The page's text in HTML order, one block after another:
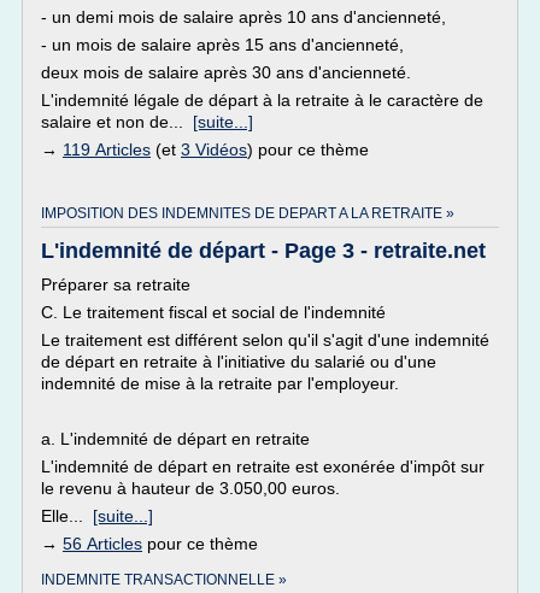
- un demi mois de salaire après 10 ans d'ancienneté,
- un mois de salaire après 15 ans d'ancienneté,
deux mois de salaire après 30 ans d'ancienneté.
L'indemnité légale de départ à la retraite à le caractère de
salaire et non de... [suite...]
→ 119 Articles (et 3 Vidéos) pour ce thème
IMPOSITION DES INDEMNITES DE DEPART A LA RETRAITE »
L'indemnité de départ - Page 3 - retraite.net
Préparer sa retraite
C. Le traitement fiscal et social de l'indemnité
Le traitement est différent selon qu'il s'agit d'une indemnité
de départ en retraite à l'initiative du salarié ou d'une
indemnité de mise à la retraite par l'employeur.
a. L'indemnité de départ en retraite
L'indemnité de départ en retraite est exonérée d'impôt sur
le revenu à hauteur de 3.050,00 euros.
Elle... [suite...]
→ 56 Articles pour ce thème
INDEMNITE TRANSACTIONNELLE »